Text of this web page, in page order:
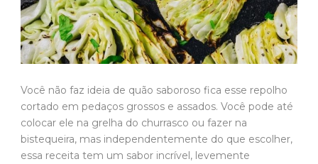
Você não faz ideia de quão saboroso fica esse repolho
cortado em pedaços grossos e assados. Você pode até
colocar ele na grelha do churrasco ou fazer na
bistequeira, mas independentemente do que escolher,
essa receita tem um sabor incrível, levemente